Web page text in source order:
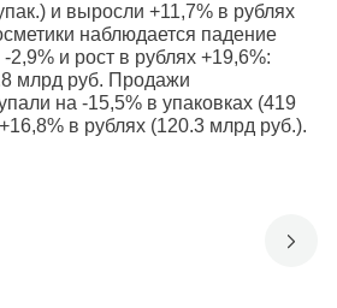
и выросли +11,7% в рублях
наблюдается падение
2,9% и рост в рублях +19,6%:
млрд руб. Продажи
на -15,5% в упаковках (419
в рублях (120.3 млрд руб.).